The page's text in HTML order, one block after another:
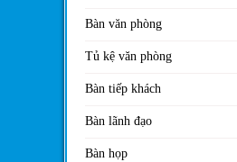
Bàn văn phòng
Tủ kệ văn phòng
Bàn tiếp khách
Bàn lãnh đạo
Bàn họp